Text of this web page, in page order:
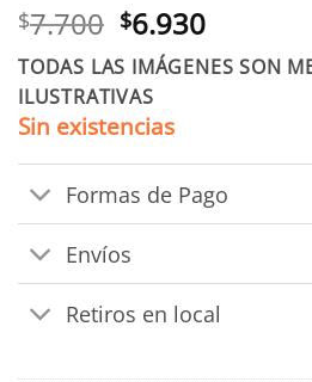
$7.700 El
precio
original
era:
$7.700.
$6.930El
precio
actual
TODAS LAS IMÁGENES SON
ILUSTRATIVAS
Sin existencias
Formas de Pago
Envíos
Retiros en local